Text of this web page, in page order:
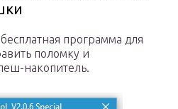
программа для
поломку и
накопитель.